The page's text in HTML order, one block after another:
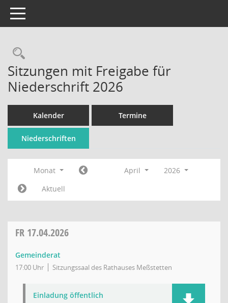
Toggle navigation
Rechercheauswahl
Sitzungen mit Freigabe für
Niederschrift 2026
Kalender Termine
Niederschriften
Monat April
2026
Aktuell
FR 17.04.2026
Gemeinderat
17:00 Uhr Sitzungssaal des Rathauses Meßstetten
Einladung öffentlich